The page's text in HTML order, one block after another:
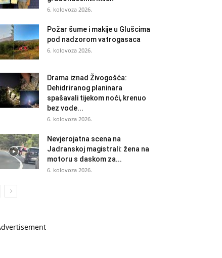
6. kolovoza 2026.
Požar šume i makije u Glušcima
pod nadzorom vatrogasaca
6. kolovoza 2026.
Drama iznad Živogošća:
Dehidriranog planinara
spašavali tijekom noći, krenuo
bez vode...
6. kolovoza 2026.
Nevjerojatna scena na
Jadranskoj magistrali: žena na
motoru s daskom za...
6. kolovoza 2026.